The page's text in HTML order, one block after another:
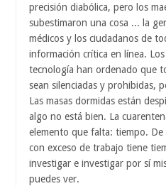
precisión diabólica, pero los
subestimaron una cosa ... la
médicos y los ciudadanos de
información crítica en línea.
tecnología han ordenado que
sean silenciadas y prohibidas,
Las masas dormidas están
algo no está bien. La
elemento que falta: tiempo.
con exceso de trabajo tiene
investigar e investigar por sí
puedes ver.